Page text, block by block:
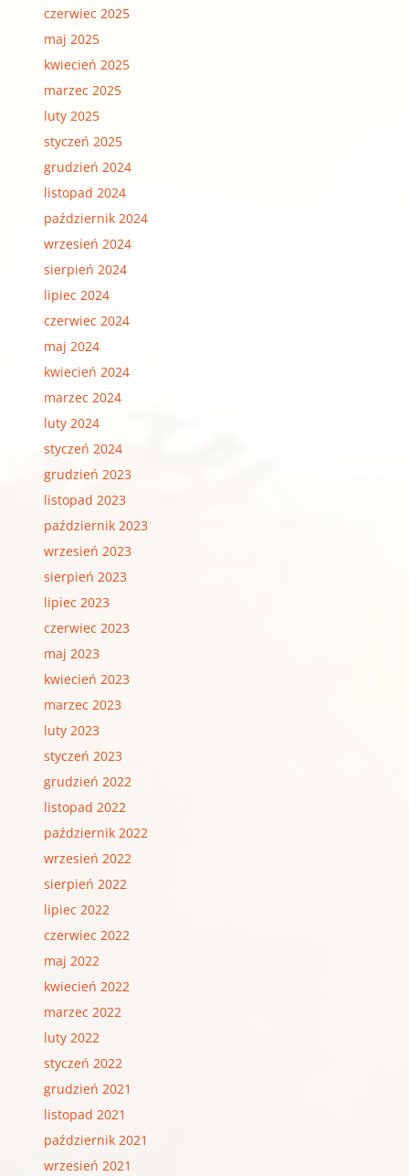
czerwiec 2025
maj 2025
kwiecień 2025
marzec 2025
luty 2025
styczeń 2025
grudzień 2024
listopad 2024
październik 2024
wrzesień 2024
sierpień 2024
lipiec 2024
czerwiec 2024
maj 2024
kwiecień 2024
marzec 2024
luty 2024
styczeń 2024
grudzień 2023
listopad 2023
październik 2023
wrzesień 2023
sierpień 2023
lipiec 2023
czerwiec 2023
maj 2023
kwiecień 2023
marzec 2023
luty 2023
styczeń 2023
grudzień 2022
listopad 2022
październik 2022
wrzesień 2022
sierpień 2022
lipiec 2022
czerwiec 2022
maj 2022
kwiecień 2022
marzec 2022
luty 2022
styczeń 2022
grudzień 2021
listopad 2021
październik 2021
wrzesień 2021